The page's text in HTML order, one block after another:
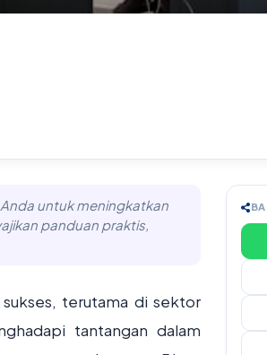
untuk meningkatkan
panduan praktis,
terutama di sektor
tantangan dalam